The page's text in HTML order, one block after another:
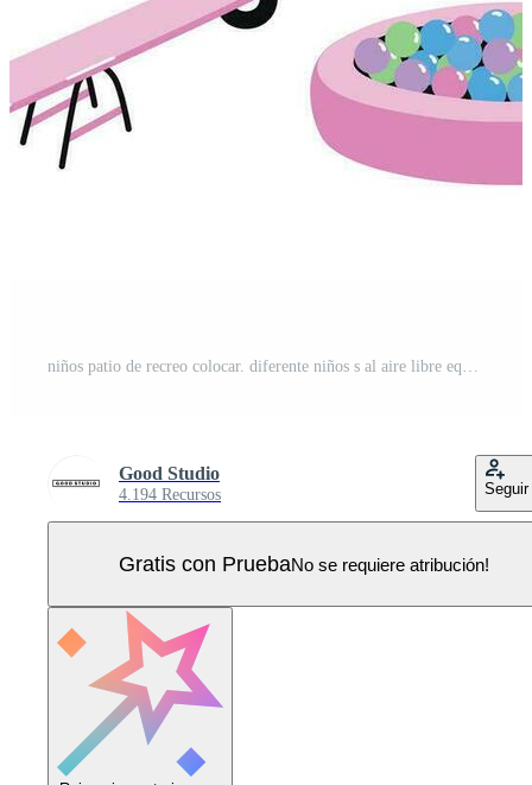
niños patio de recreo colocar. diferente niños s al aire libre equipo- trampolín, muelle castillo, colina, carrusel, salvadera, deslizar, balance. vistoso vector ilustración recopilación. Vector Pro
Good Studio
4.194 Recursos Seguir
Gratis con PruebaNo se requiere atribución!